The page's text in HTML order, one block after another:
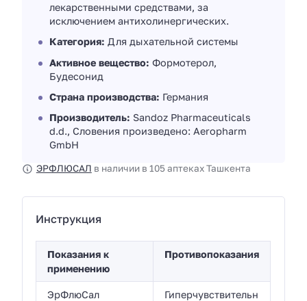
лекарственными средствами, за
исключением антихолинергических.
Категория: Для дыхательной системы
Активное вещество: Формотерол,
Будесонид
Страна производства: Германия
Производитель: Sandoz Pharmaceuticals
d.d., Словения произведено: Aeropharm
GmbH
ЭРФЛЮСАЛ в наличии в 105 аптеках Ташкента
Инструкция
Показания к
применению
Противопоказания
ЭрФлюСал
Гиперчувствительн